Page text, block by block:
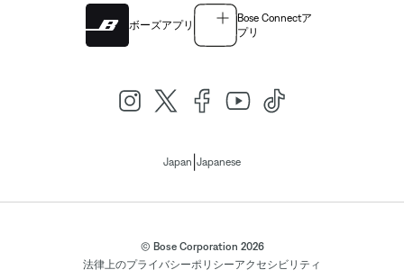
ボーズアプリ
Bose Connectア
プリ
Japan Japanese
© Bose Corporation 2026
法律上のプライバシーポリシーアクセシビリティ